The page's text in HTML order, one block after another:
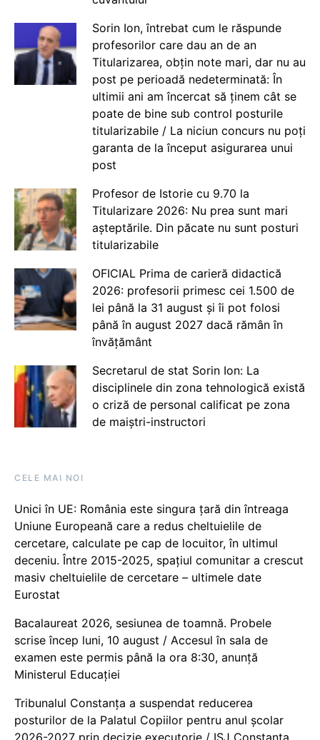
Sorin Ion, întrebat cum le răspunde
profesorilor care dau an de an
Titularizarea, obțin note mari, dar nu au
post pe perioadă nedeterminată: În
ultimii ani am încercat să ținem cât se
poate de bine sub control posturile
titularizabile / La niciun concurs nu poți
garanta de la început asigurarea unui
post
Profesor de Istorie cu 9.70 la
Titularizare 2026: Nu prea sunt mari
așteptările. Din păcate nu sunt posturi
titularizabile
OFICIAL Prima de carieră didactică
2026: profesorii primesc cei 1.500 de
lei până la 31 august și îi pot folosi
până în august 2027 dacă rămân în
învățământ
Secretarul de stat Sorin Ion: La
disciplinele din zona tehnologică există
o criză de personal calificat pe zona
de maiștri-instructori
CELE MAI NOI
Unici în UE: România este singura țară din întreaga
Uniune Europeană care a redus cheltuielile de
cercetare, calculate pe cap de locuitor, în ultimul
deceniu. Între 2015-2025, spațiul comunitar a crescut
masiv cheltuielile de cercetare – ultimele date
Eurostat
Bacalaureat 2026, sesiunea de toamnă. Probele
scrise încep luni, 10 august / Accesul în sala de
examen este permis până la ora 8:30, anunță
Ministerul Educației
Tribunalul Constanța a suspendat reducerea
posturilor de la Palatul Copiilor pentru anul școlar
2026-2027 prin decizie executorie / ISJ Constanța